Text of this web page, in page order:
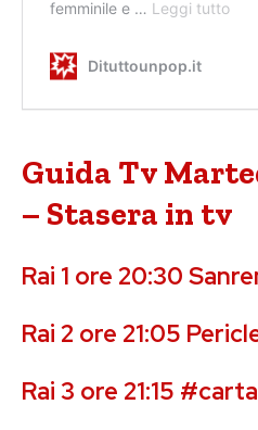
Guida Tv
– Stasera in tv
Rai 1 ore 20:30
Rai 2 ore 21:05
Rai 3 ore 21:15